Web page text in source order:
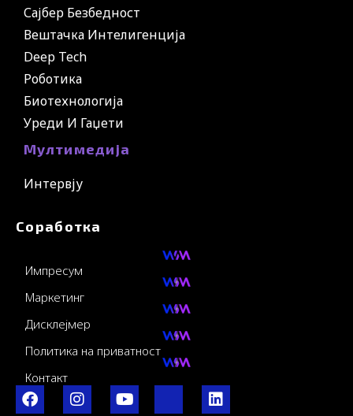
Сајбер Безбедност
Вештачка Интелигенција
Deep Tech
Роботика
Биотехнологија
Уреди И Гаџети
Мултимедија
Интервју
Соработка
Импресум
Маркетинг
Дисклејмер
Политика на приватност
Контакт
F
a
I
n
Y
o
L
i